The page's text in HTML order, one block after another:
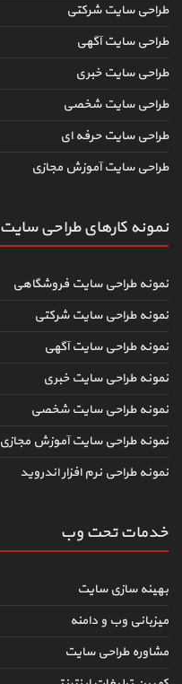
طراحی سایت شرکتی
طراحی سایت آگهی
طراحی سایت خبری
طراحی سایت شخصی
طراحی سایت حرفه ای
طراحی سایت آموزش مجازی
نمونه کارهای طراحی سایت
نمونه طراحی سایت فروشگاهی
نمونه طراحی سایت شرکتی
نمونه طراحی سایت آگهی
نمونه طراحی سایت خبری
نمونه طراحی سایت شخصی
نمونه طراحی سایت آموزش مجازی
نمونه طراحی نرم افزار اندروید
خدمات تحت وب
بهینه سازی سایت
میزبانی وب و دامنه
مشاوره طراحی سایت